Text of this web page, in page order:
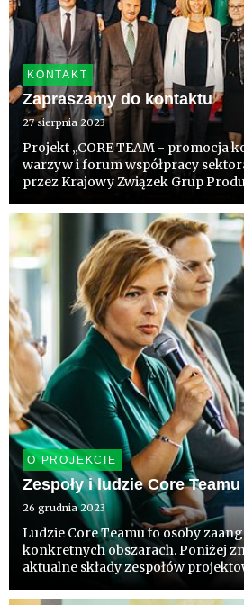
KONTAKT
Zapraszamy do kontaktu
27 sierpnia 2023
Projekt „CORE TEAM - promocja
warzyw i forum współpracy
przez Krajowy Związek Grup
branding. Zapraszamy do
liderami konkretnych proje...
O PROJEKCIE
Zespoły i ludzie Core Teamu
26 grudnia 2023
Ludzie Core Teamu to osoby
konkretnych obszarach. Poniżej
aktualne składy zespołów